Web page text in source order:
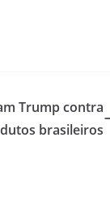
Trump contra
brasileiros